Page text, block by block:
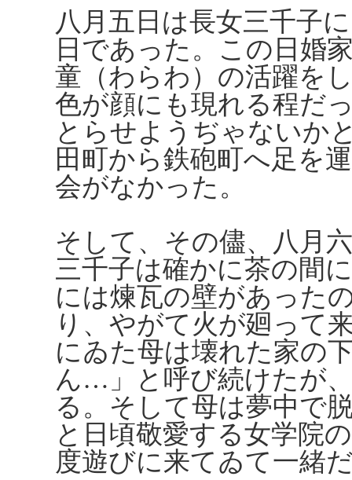
八月五日は長女三千子
日であった。この日婚
童（わらわ）の活躍を
色が顔にも現れる程だ
とらせようぢゃないか
田町から鉄砲町へ足を
会がなかった。
そして、その儘、八月
三千子は確かに茶の間
には煉瓦の壁があった
り、やがて火が廻って
にゐた母は壊れた家の
ん…」と呼び続けたが
る。そして母は夢中で
と日頃敬愛する女学院
度遊びに来てゐて一緒